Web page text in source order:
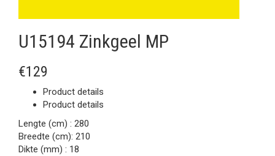
U15194 Zinkgeel MP
€129
Product details
Product details
Lengte (cm) : 280
Breedte (cm): 210
Dikte (mm) : 18